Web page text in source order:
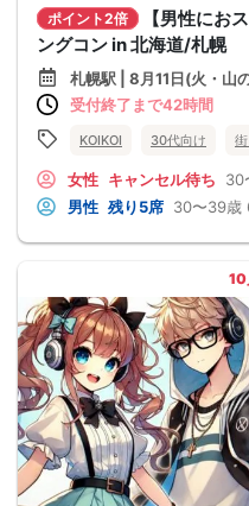
ポイント2倍
【男性にお
ングコン in 北海道/札幌
札幌駅 | 8月11日(火・山
受付終了まで42時間
KOIKOI 30代向け
女性 キャンセル待ち 30
男性 残り5席 30〜39歳
10